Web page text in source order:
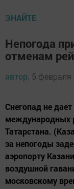
ЗНАЙТЕ
Непогода
отменам
автор, 5 февраля
Снегопад не
международных
Татарстана.
за непогоды
аэропорту
воздушной
московскому